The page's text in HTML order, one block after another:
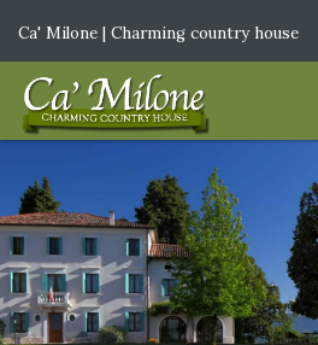
Ca' Milone | Charming country house